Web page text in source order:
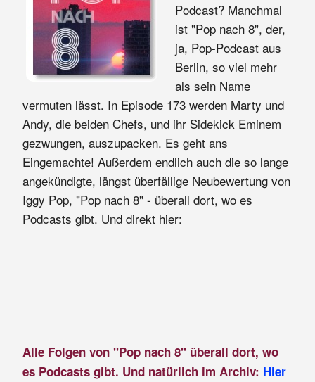
Podcast? Manchmal
ist "Pop nach 8", der,
ja, Pop-Podcast aus
Berlin, so viel mehr
als sein Name
vermuten lässt. In Episode 173 werden Marty und
Andy, die beiden Chefs, und ihr Sidekick Eminem
gezwungen, auszupacken. Es geht ans
Eingemachte! Außerdem endlich auch die so lange
angekündigte, längst überfällige Neubewertung von
Iggy Pop, "Pop nach 8" - überall dort, wo es
Podcasts gibt. Und direkt hier:
Alle Folgen von "Pop nach 8" überall dort, wo
es Podcasts gibt. Und natürlich im Archiv: Hier